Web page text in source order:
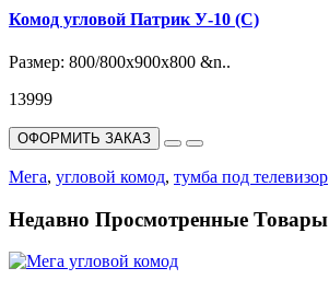
Комод угловой Патрик У-10 (С)
Размер: 800/800х900х800 &n..
13999
ОФОРМИТЬ ЗАКАЗ
Мега, угловой комод, тумба под телевизор
Недавно Просмотренные Товары